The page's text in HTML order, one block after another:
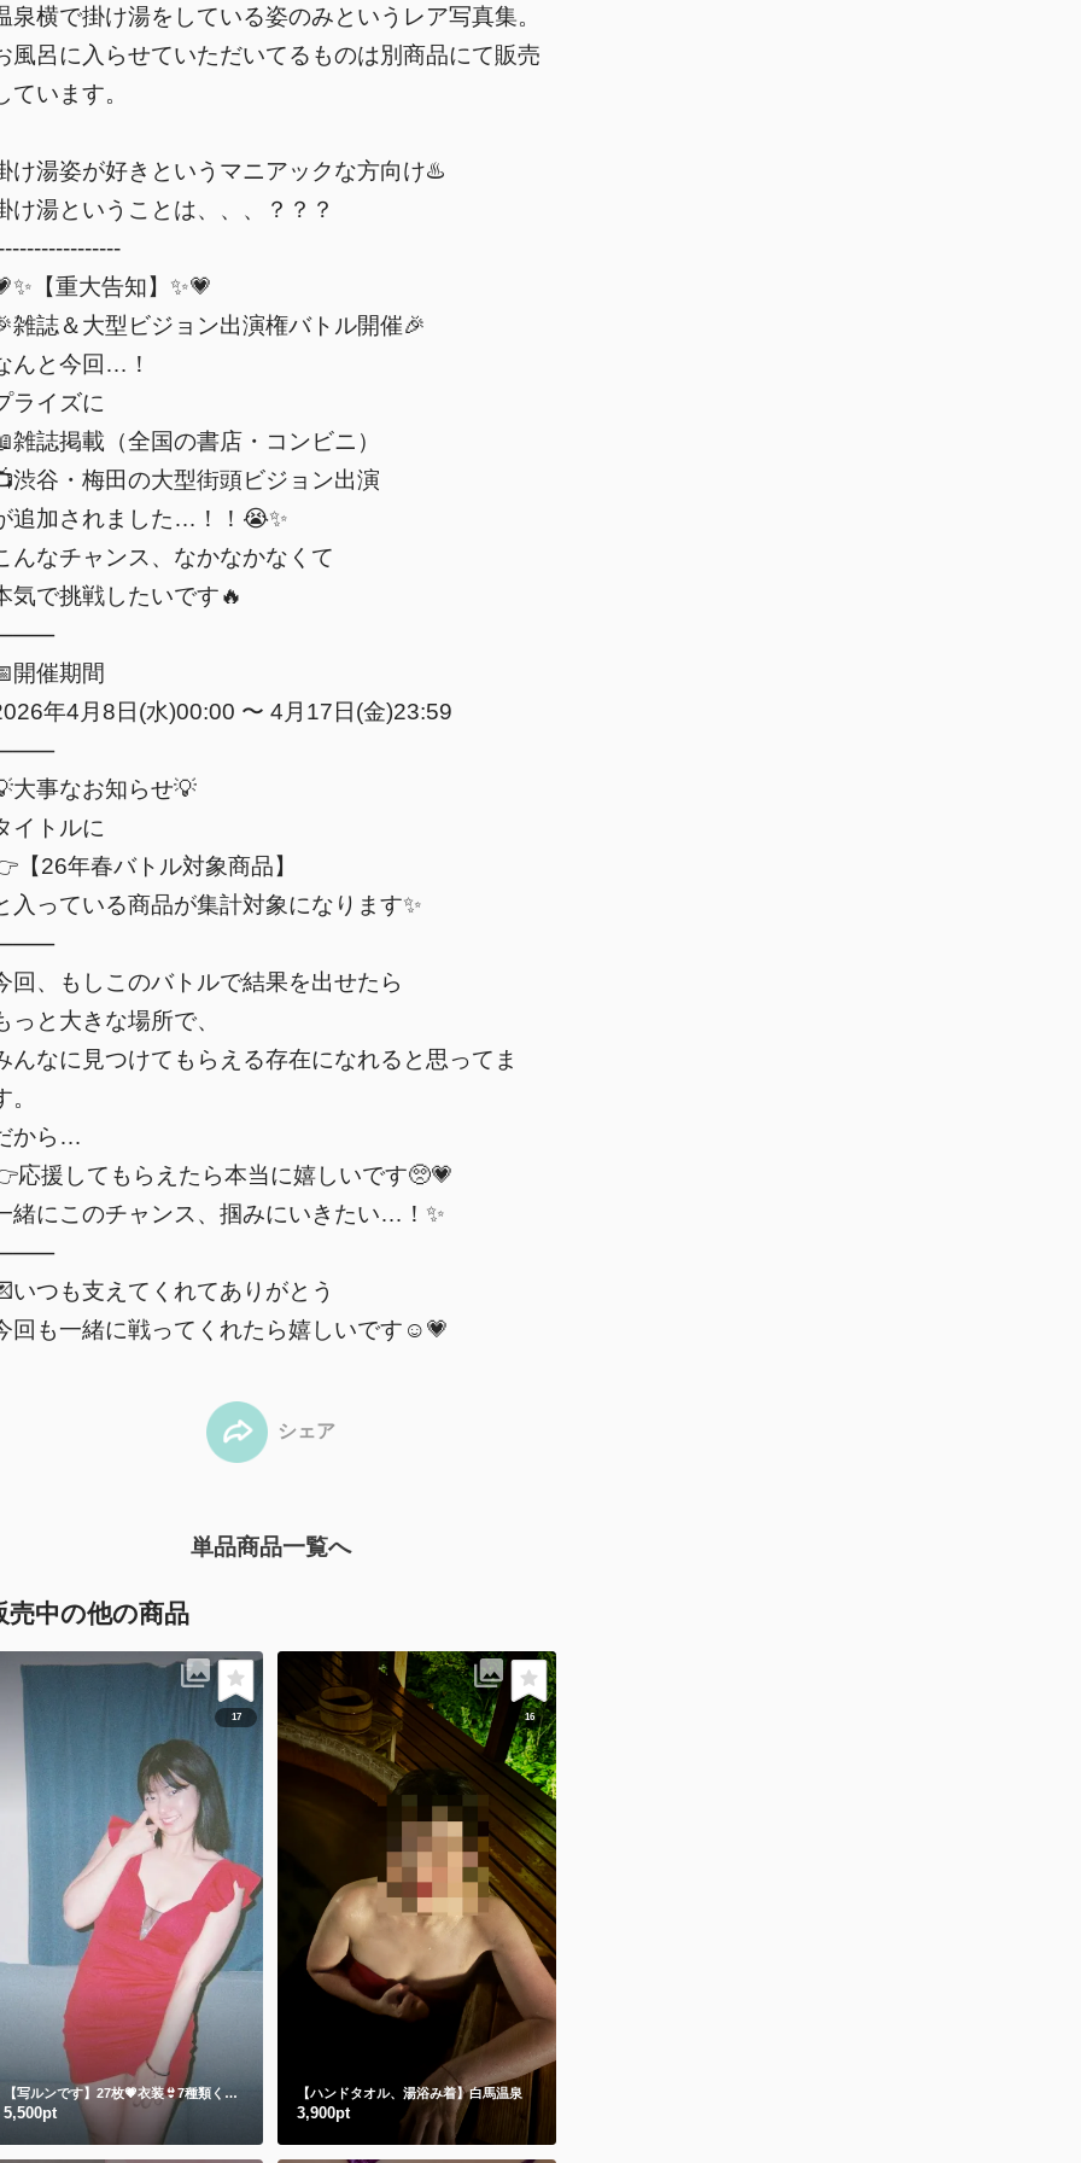
泉横で掛け湯をしている姿のみというレア写真集。
風呂に入らせていただいてるものは別商品にて販売
ています。
け湯姿が好きというマニアックな方向け♨️
け湯ということは、、、？？？
【重大告知】✨💗
雑誌＆大型ビジョン出演権バトル開催🎉
んと今回…！
ライズに
雑誌掲載（全国の書店・コンビニ）
渋谷・梅田の大型街頭ビジョン出演
追加されました…！！😭✨
んなチャンス、なかなかなくて
気で挑戦したいです🔥
開催期間
年4月8日(水)00:00 〜 4月17日(金)23:59
大事なお知らせ💡
イトルに
【26年春バトル対象商品】
入っている商品が集計対象になります✨
回、もしこのバトルで結果を出せたら
っと大きな場所で、
んなに見つけてもらえる存在になれると思ってま
。
から…
応援してもらえたら本当に嬉しいです🥺💗
緒にこのチャンス、掴みにいきたい…！✨
いつも支えてくれてありがとう
回も一緒に戦ってくれたら嬉しいです☺️💗
シェア
単品商品一覧へ
売中の他の商品
17
【写ルンです】27枚💗衣装👙7種類くらい
5,500pt
16
【ハンドタオル、湯浴み着】白馬温泉
3,900pt